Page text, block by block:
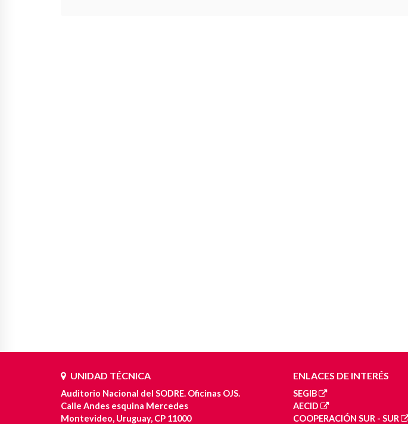
UNIDAD TÉCNICA
Auditorio Nacional del SODRE. Oficinas OJS.
Calle Andes esquina Mercedes
Montevideo, Uruguay, CP 11000
ENLACES DE INTERÉS
SEGIB
AECID
COOPERACIÓN SUR - SUR